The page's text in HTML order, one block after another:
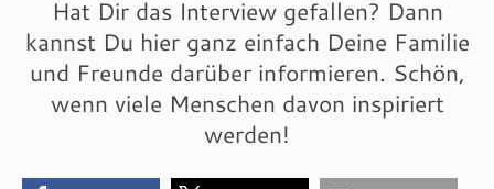
Hat Dir das Interview gefallen? Dann
kannst Du hier ganz einfach Deine Familie
und Freunde darüber informieren. Schön,
wenn viele Menschen davon inspiriert
werden!